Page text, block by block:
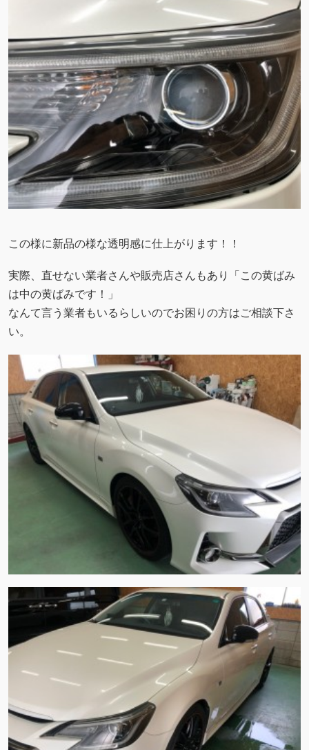
この様に新品の様な透明感に仕上がります！！
実際、直せない業者さんや販売店さんもあり「この黄ばみ
は中の黄ばみです！」
なんて言う業者もいるらしいのでお困りの方はご相談下さ
い。